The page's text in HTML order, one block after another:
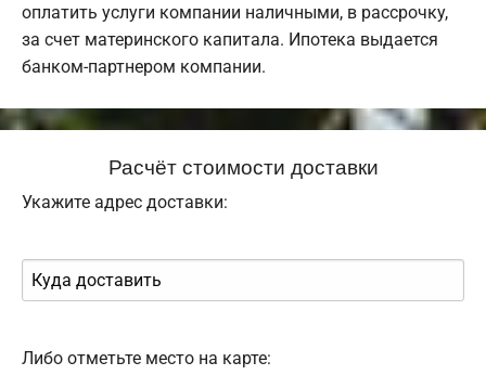
оплатить услуги компании наличными, в рассрочку,
за счет материнского капитала. Ипотека выдается
банком-партнером компании.
Расчёт стоимости доставки
Укажите адрес доставки:
Либо отметьте место на карте: